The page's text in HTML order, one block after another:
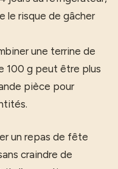
le risque de gâcher
une terrine de
100 g peut être plus
pièce pour
un repas de fête
craindre de